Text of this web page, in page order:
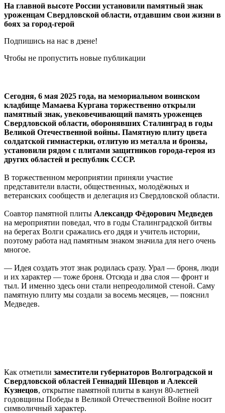
На главной высоте России установили памятный знак
уроженцам Свердловской области, отдавшим свои жизни в
боях за город-герой
Подпишись на нас в дзене!
Чтобы не пропустить новые публикации
Сегодня, 6 мая 2025 года, на мемориальном воинском
кладбище Мамаева Кургана торжественно открыли
памятный знак, увековечивающий память уроженцев
Свердловской области, оборонявших Сталинград в годы
Великой Отечественной войны. Памятную плиту цвета
солдатской гимнастерки, отлитую из металла и бронзы,
установили рядом с плитами защитников города-героя из
других областей и республик СССР.
В торжественном мероприятии приняли участие
представители власти, общественных, молодёжных и
ветеранских сообществ и делегация из Свердловской области.
Соавтор памятной плиты Александр Фёдорович Медведев
на мероприятии поведал, что в годы Сталинградской битвы
на берегах Волги сражались его дядя и учитель истории,
поэтому работа над памятным знаком значила для него очень
многое.
— Идея создать этот знак родилась сразу. Урал — броня, люди
и их характер — тоже броня. Отсюда и два слоя — фронт и
тыл. И именно здесь они стали непреодолимой стеной. Саму
памятную плиту мы создали за восемь месяцев, — пояснил
Медведев.
Как отметили заместители губернаторов Волгоградской и
Свердловской областей Геннадий Шевцов и Алексей
Кузнецов, открытие памятной плиты в канун 80-летней
годовщины Победы в Великой Отечественной Войне носит
символичный характер.